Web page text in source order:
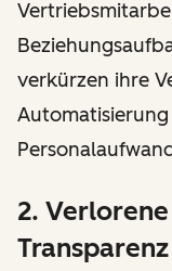
verkürzen ihre
2.
Transparenz